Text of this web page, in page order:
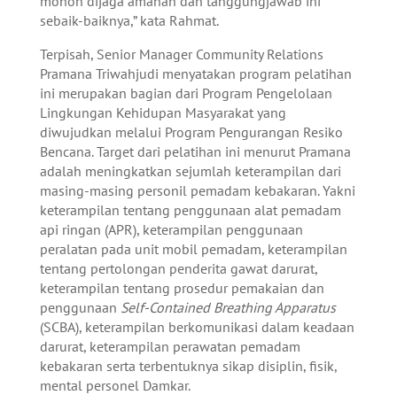
sebaik-baiknya,” kata Rahmat.
Terpisah, Senior Manager Community Relations
Pramana Triwahjudi menyatakan program pelatihan
ini merupakan bagian dari Program Pengelolaan
Lingkungan Kehidupan Masyarakat yang
diwujudkan melalui Program Pengurangan Resiko
Bencana. Target dari pelatihan ini menurut Pramana
adalah meningkatkan sejumlah keterampilan dari
masing-masing personil pemadam kebakaran. Yakni
keterampilan tentang penggunaan alat pemadam
api ringan (APR), keterampilan penggunaan
peralatan pada unit mobil pemadam, keterampilan
tentang pertolongan penderita gawat darurat,
keterampilan tentang prosedur pemakaian dan
penggunaan Self-Contained Breathing Apparatus
(SCBA), keterampilan berkomunikasi dalam keadaan
darurat, keterampilan perawatan pemadam
kebakaran serta terbentuknya sikap disiplin, fisik,
mental personel Damkar.